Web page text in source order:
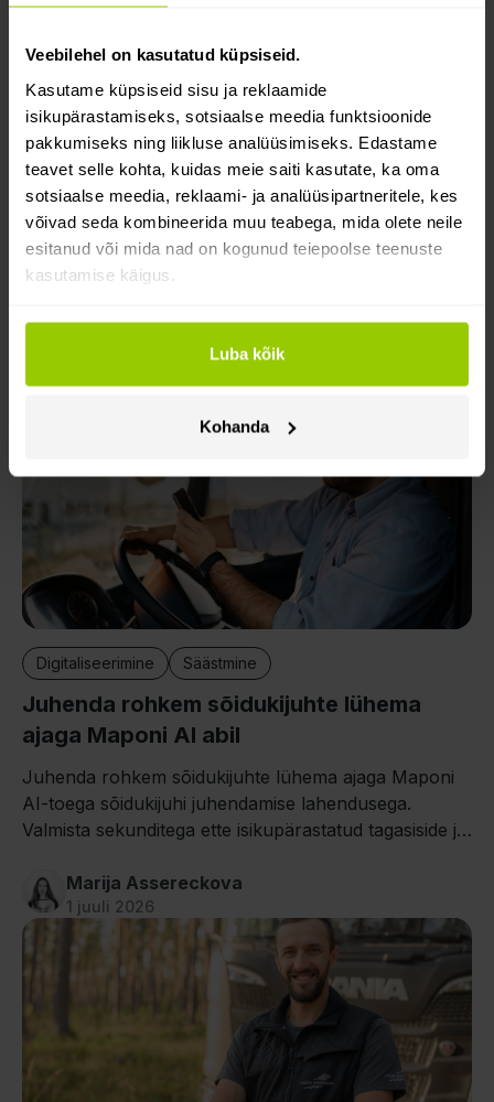
Veebilehel on kasutatud küpsiseid.
Kasutame küpsiseid sisu ja reklaamide
isikupärastamiseks, sotsiaalse meedia funktsioonide
pakkumiseks ning liikluse analüüsimiseks. Edastame
teavet selle kohta, kuidas meie saiti kasutate, ka oma
sotsiaalse meedia, reklaami- ja analüüsipartneritele, kes
võivad seda kombineerida muu teabega, mida olete neile
esitanud või mida nad on kogunud teiepoolse teenuste
kasutamise käigus.
Luba kõik
Kohanda
Digitaliseerimine
2026. aasta teejuht: Euroopa veokite
teemaksud ja kuidas teemaksukulusid
vähendada
Kas teemaksudelt on võimalik säästa? On küll! Uuri,
saad teha, et vähendada nende mõju oma
Digitaliseerimine Säästmine
Juhenda rohkem sõidukijuhte lühema
ajaga Maponi AI abil
Juhenda rohkem sõidukijuhte lühema ajaga Maponi
AI-toega sõidukijuhi juhendamise lahendusega.
Valmista sekunditega ette isikupärastatud tagasiside ja
Marija Assereckova
1 juuli 2026